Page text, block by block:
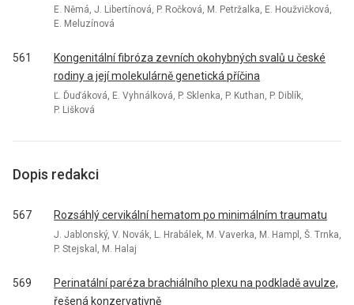
E. Němá, J. Libertínová, P. Ročková, M. Petržalka, E. Houžvičková,
E. Meluzínová
561
Kongenitální fibróza zevních okohybných svalů u české
rodiny a její molekulárně genetická příčina
Ľ. Ďuďáková, E. Vyhnálková, P. Sklenka, P. Kuthan, P. Diblík,
P. Lišková
Dopis redakci
567 Rozsáhlý cervikální hematom po minimálním traumatu
J. Jablonský, V. Novák, L. Hrabálek, M. Vaverka, M. Hampl, Š. Trnka,
P. Stejskal, M. Halaj
569
Perinatální paréza brachiálního plexu na podkladě avulze,
řešená konzervativně